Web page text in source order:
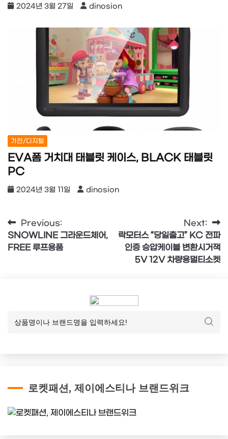
2024년 3월 27일 dinosion
가전/디지털
EVA폼 거치대 태블릿 케이스, BLACK 태블릿
PC
2024년 3월 11일 dinosion
글
탐
Previous:
SNOWLINE 그라운드체어,
FREE 루프용품
Next:
락모터스 “당일출고” KC 전파
인증 승압케이블 변환시거잭
5V 12V 차량용멀티소켓
로켓패션, 제이에스티나 브랜드위크